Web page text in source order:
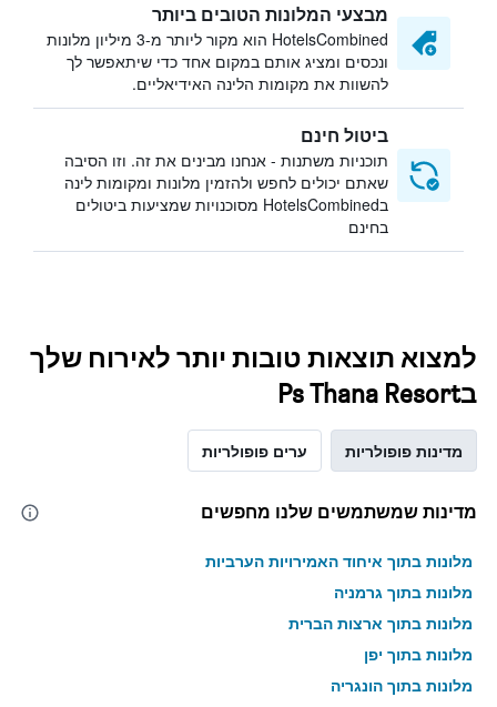
מבצעי המלונות הטובים ביותר
HotelsCombined הוא מקור ליותר מ-3 מיליון מלונות
ונכסים ומציג אותם במקום אחד כדי שיתאפשר לך
להשוות את מקומות הלינה האידיאליים.
ביטול חינם
תוכניות משתנות - אנחנו מבינים את זה. וזו הסיבה
שאתם יכולים לחפש ולהזמין מלונות ומקומות לינה
בHotelsCombined מסוכנויות שמציעות ביטולים
בחינם
למצוא תוצאות טובות יותר לאירוח שלך
בPs Thana Resort
מדינות פופולריות ערים פופולריות
מדינות שמשתמשים שלנו מחפשים
מלונות בתוך איחוד האמירויות הערביות
מלונות בתוך גרמניה
מלונות בתוך ארצות הברית
מלונות בתוך יפן
מלונות בתוך הונגריה